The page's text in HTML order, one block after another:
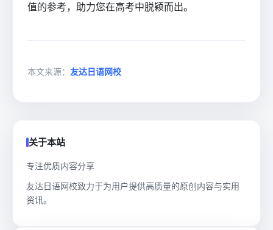
值的参考，助力您在高考中脱颖而出。
本文来源： 友达日语网校
关于本站
专注优质内容分享
友达日语网校致力于为用户提供高质量的原创内容与实用
资讯。